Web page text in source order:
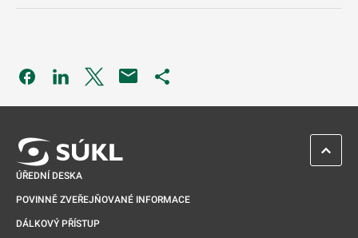
Odkaz se otevře na nové kartě
Odkaz se otevře na nové kartě
Odkaz se otevře na nové kartě
ÚŘEDNÍ DESKA
POVINNĚ ZVEŘEJŇOVANÉ INFORMACE
DÁLKOVÝ PŘÍSTUP
ZPĚT